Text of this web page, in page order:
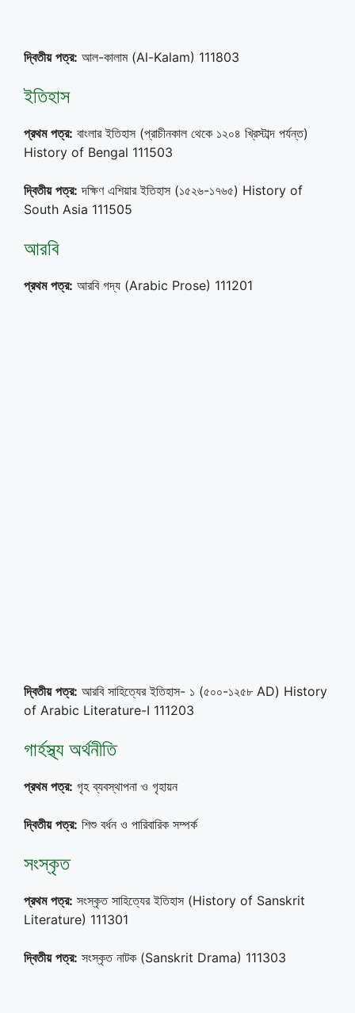
দ্বিতীয় পত্র: আল-কালাম (Al-Kalam) 111803
ইতিহাস
প্রথম পত্র: বাংলার ইতিহাস (প্রাচীনকাল থেকে ১২০৪ খ্রিস্টাব্দ পর্যন্ত)
History of Bengal 111503
দ্বিতীয় পত্র: দক্ষিণ এশিয়ার ইতিহাস (১৫২৬-১৭৬৫) History of
South Asia 111505
আরবি
প্রথম পত্র: আরবি গদ্য (Arabic Prose) 111201
দ্বিতীয় পত্র: আরবি সাহিত্যের ইতিহাস- ১ (৫০০-১২৫৮ AD) History
of Arabic Literature-I 111203
গার্হস্থ্য অর্থনীতি
প্রথম পত্র: গৃহ ব্যবস্থাপনা ও গৃহায়ন
দ্বিতীয় পত্র: শিশু বর্ধন ও পারিবারিক সম্পর্ক
সংস্কৃত
প্রথম পত্র: সংস্কৃত সাহিত্যের ইতিহাস (History of Sanskrit
Literature) 111301
দ্বিতীয় পত্র: সংস্কৃত নাটক (Sanskrit Drama) 111303